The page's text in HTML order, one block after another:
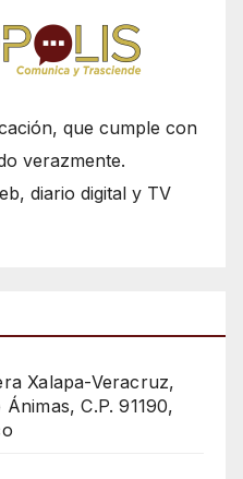
que cumple con
verazmente.
diario digital y TV
Xalapa-Veracruz,
C.P. 91190,